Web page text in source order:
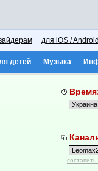
для iOS /
детей Музыка